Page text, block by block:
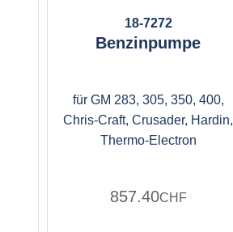
18-7272
Benzinpumpe
für GM 283, 305, 350, 400,
Chris-Craft, Crusader, Hardin,
Thermo-Electron
857.40CHF